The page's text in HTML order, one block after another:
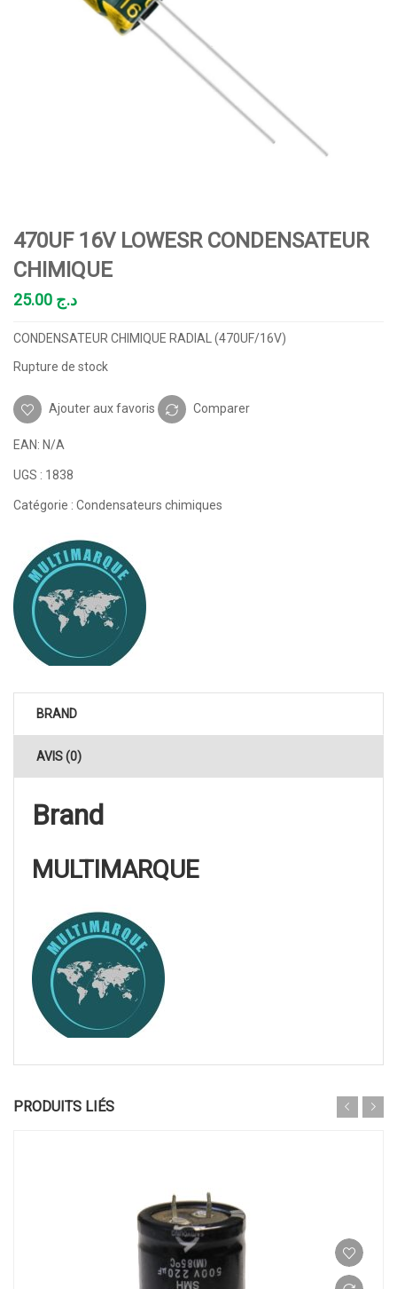
470UF 16V LOWESR CONDENSATEUR
CHIMIQUE
د.ج
CONDENSATEUR CHIMIQUE RADIAL (470UF/16V)
Rupture de stock
Ajouter aux favoris Comparer
EAN: N/A
UGS : 1838
Catégorie : Condensateurs chimiques
BRAND
AVIS (0)
Brand
MULTIMARQUE
PRODUITS LIÉS